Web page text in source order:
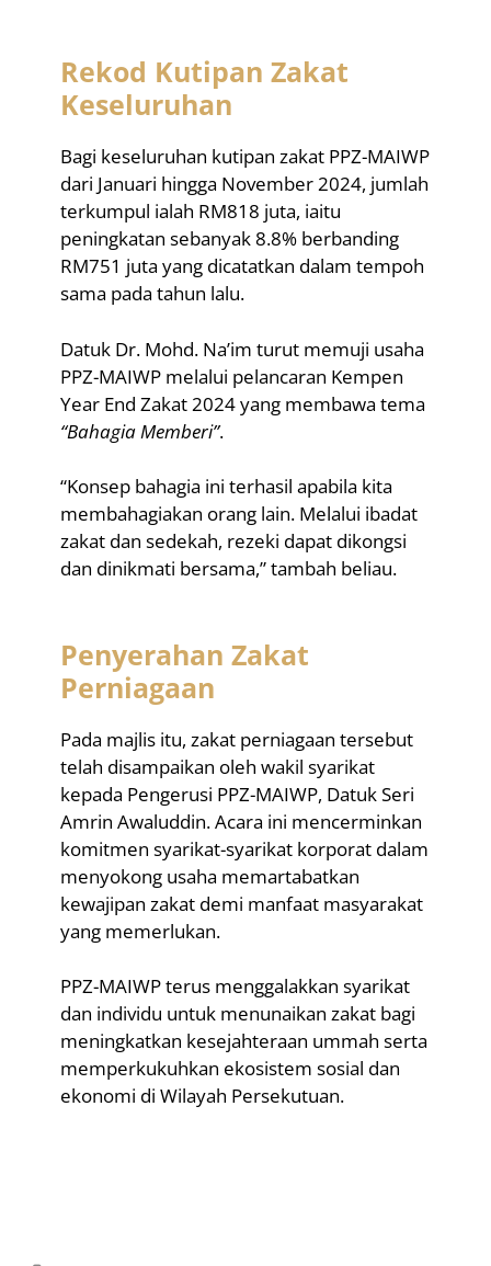
Rekod Kutipan Zakat
Keseluruhan
Bagi keseluruhan kutipan zakat PPZ-MAIWP
dari Januari hingga November 2024, jumlah
terkumpul ialah RM818 juta, iaitu
peningkatan sebanyak 8.8% berbanding
RM751 juta yang dicatatkan dalam tempoh
sama pada tahun lalu.
Datuk Dr. Mohd. Na’im turut memuji usaha
PPZ-MAIWP melalui pelancaran Kempen
Year End Zakat 2024 yang membawa tema
“Bahagia Memberi”.
“Konsep bahagia ini terhasil apabila kita
membahagiakan orang lain. Melalui ibadat
zakat dan sedekah, rezeki dapat dikongsi
dan dinikmati bersama,” tambah beliau.
Penyerahan Zakat
Perniagaan
Pada majlis itu, zakat perniagaan tersebut
telah disampaikan oleh wakil syarikat
kepada Pengerusi PPZ-MAIWP, Datuk Seri
Amrin Awaluddin. Acara ini mencerminkan
komitmen syarikat-syarikat korporat dalam
menyokong usaha memartabatkan
kewajipan zakat demi manfaat masyarakat
yang memerlukan.
PPZ-MAIWP terus menggalakkan syarikat
dan individu untuk menunaikan zakat bagi
meningkatkan kesejahteraan ummah serta
memperkukuhkan ekosistem sosial dan
ekonomi di Wilayah Persekutuan.